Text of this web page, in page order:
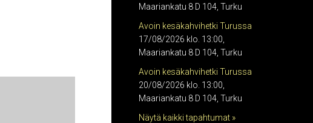
Maariankatu 8 D 104, Turku
Avoin kesäkahvihetki Turussa
17/08/2026 klo. 13:00,
Maariankatu 8 D 104, Turku
Avoin kesäkahvihetki Turussa
20/08/2026 klo. 13:00,
Maariankatu 8 D 104, Turku
Näytä kaikki tapahtumat »